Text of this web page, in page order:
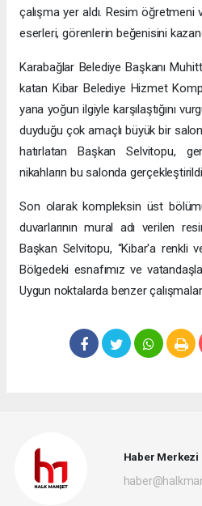
çalışma yer aldı. Resim öğretmeni
eserleri, görenlerin beğenisini
Karabağlar Belediye Başkanı
katan Kibar Belediye Hizmet
yana yoğun ilgiyle karşılaştığını
duyduğu çok amaçlı büyük bir
hatırlatan Başkan Selvitopu,
nikahların bu salonda
Son olarak kompleksin üst
duvarlarının mural adı verilen
Başkan Selvitopu, “Kibar'a renkli
Bölgedeki esnafımız ve
Uygun noktalarda benzer
Haber Merkezi